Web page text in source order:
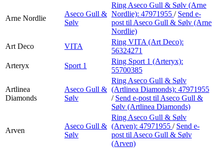
Arne Nordlie
Aseco Gull &
Sølv
Ring Aseco Gull & Sølv (Arne
Nordlie): 47971955 / Send e-
post til Aseco Gull & Sølv (Arne
Nordlie)
Art Deco
VITA
Ring VITA (Art Deco):
56324271
Arteryx
Sport 1
Ring Sport 1 (Arteryx):
55700385
Artlinea
Diamonds
Aseco Gull &
Sølv
Ring Aseco Gull & Sølv
(Artlinea Diamonds): 47971955
/ Send e-post til Aseco Gull &
Sølv (Artlinea Diamonds)
Arven
Aseco Gull &
Sølv
Ring Aseco Gull & Sølv
(Arven): 47971955 / Send e-
post til Aseco Gull & Sølv
(Arven)